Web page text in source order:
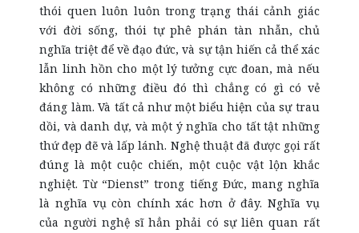
thói quen luôn luôn trong trạng thái cảnh giác
với đời sống, thói tự phê phán tàn nhẫn, chủ
nghĩa triệt để về đạo đức, và sự tận hiến cả thể xác
lẫn linh hồn cho một lý tưởng cực đoan, mà nếu
không có những điều đó thì chẳng có gì có vẻ
đáng làm. Và tất cả như một biểu hiện của sự trau
dồi, và danh dự, và một ý nghĩa cho tất tật những
thứ đẹp đẽ và lấp lánh. Nghệ thuật đã được gọi rất
đúng là một cuộc chiến, một cuộc vật lộn khắc
nghiệt. Từ “Dienst” trong tiếng Đức, mang nghĩa
là nghĩa vụ còn chính xác hơn ở đây. Nghĩa vụ
của người nghệ sĩ hẳn phải có sự liên quan rất